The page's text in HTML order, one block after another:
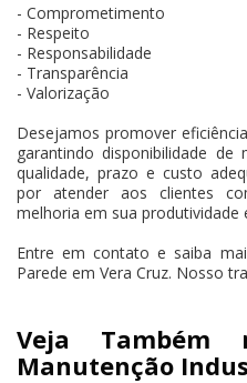
- Comprometimento
- Respeito
- Responsabilidade
- Transparência
- Valorização
Desejamos promover
garantindo disponibilidade de
qualidade, prazo e custo
por atender aos clientes
melhoria em sua
Entre em contato e saiba
Parede em Vera Cruz. Nosso
Veja
Manutenção